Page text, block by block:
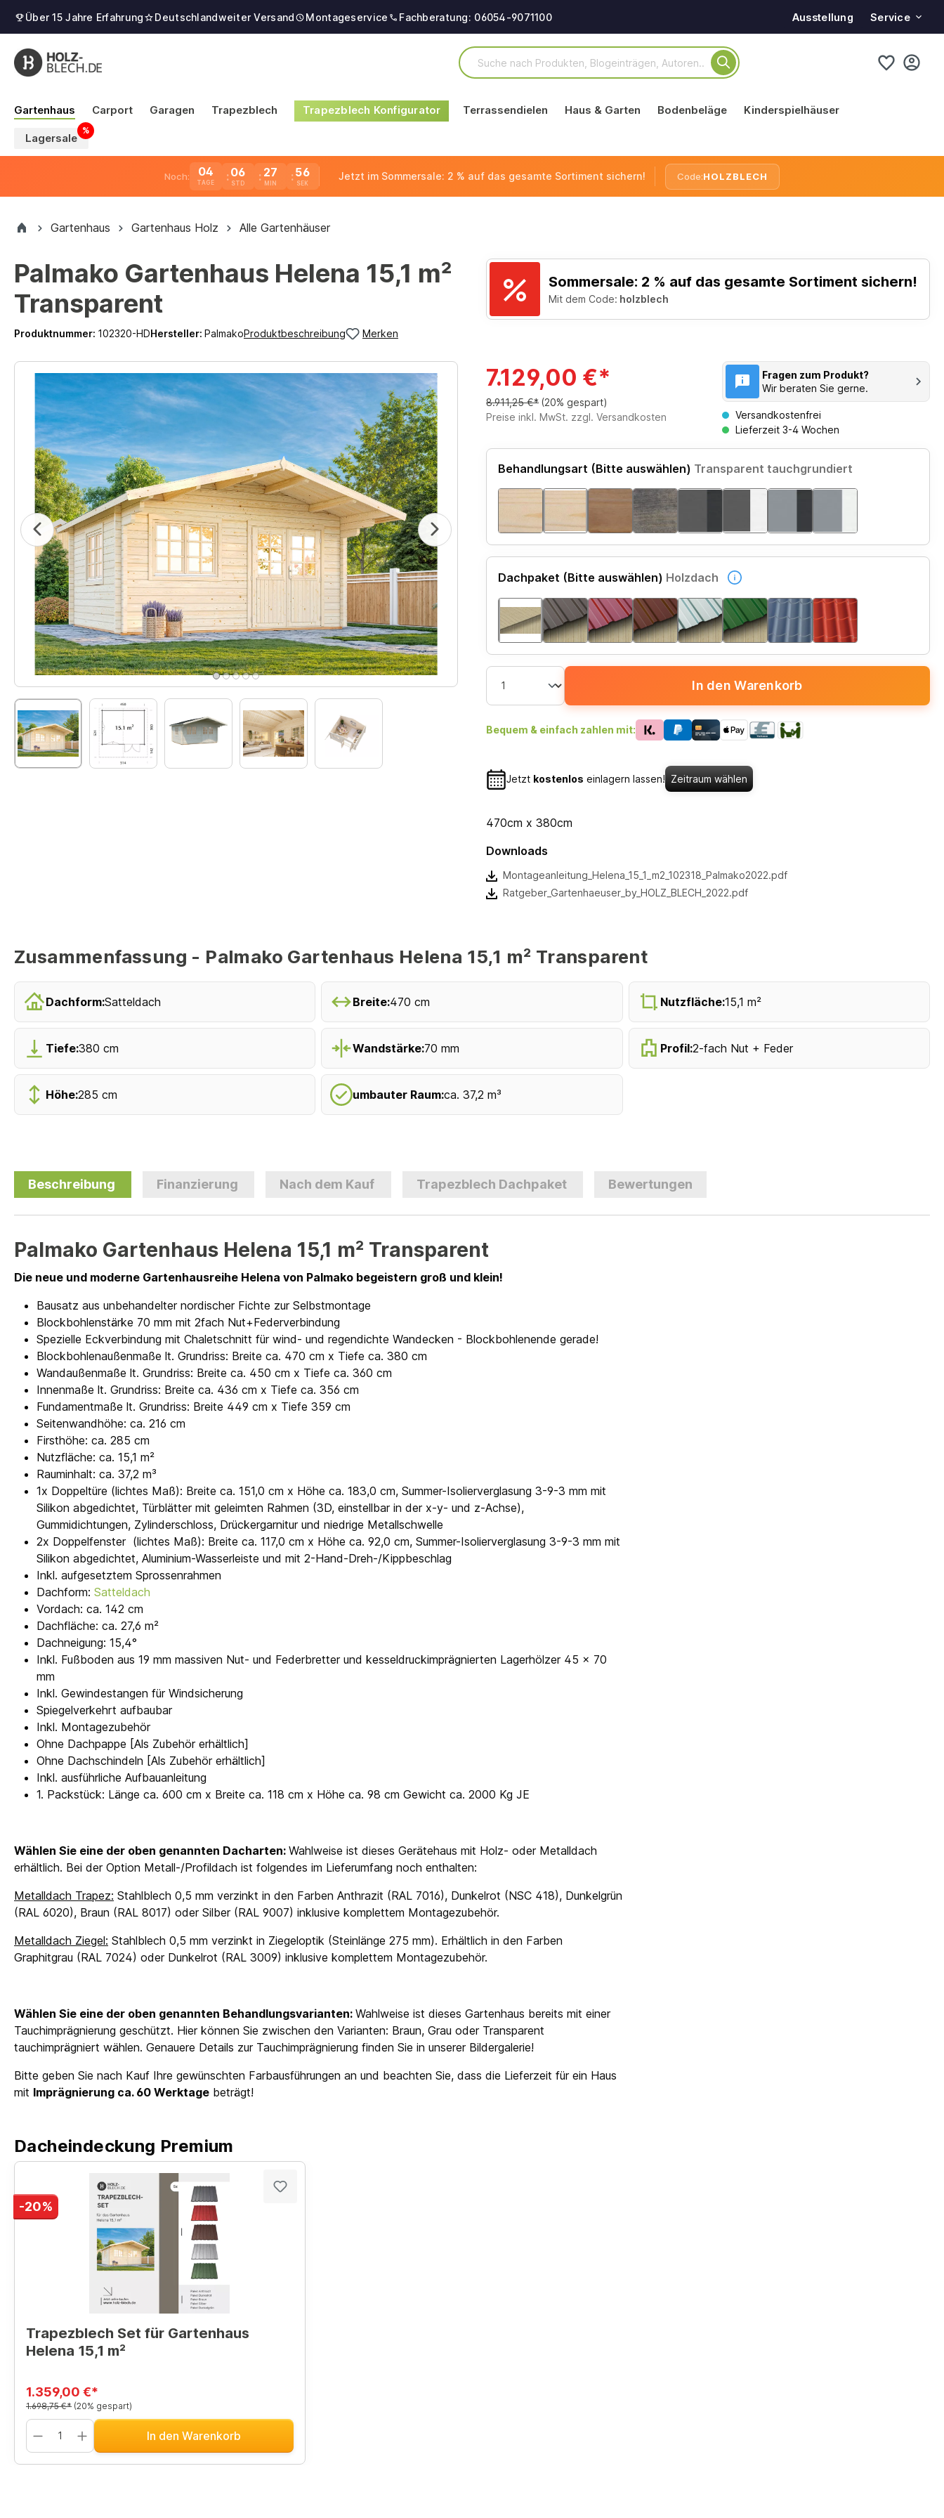
Über 15 Jahre Erfahrung Deutschlandweiter Versand Montageservice Fachberatung: 06054-9071100 Ausstellung Service
Gartenhaus Carport Garagen Trapezblech Trapezblech Konfigurator Terrassendielen Haus & Garten Bodenbeläge Kinderspielhäuser
Lagersale
Noch: 04
TAGE
06 27 55 Jetzt im Sommersale: 2 % auf das gesamte Sortiment sichern! Code:HOLZBLECH
Gartenhaus Gartenhaus Holz Alle Gartenhäuser
Palmako Gartenhaus Helena 15,1 m²
Transparent
Produktnummer: 102320-HDHersteller: PalmakoProduktbeschreibung Merken
Sommersale: 2 % auf das gesamte Sortiment sichern!
Mit dem Code: holzblech
7.129,00 €*
8.911,25 €* (20% gespart)
Preise inkl. MwSt. zzgl. Versandkosten
Fragen zum Produkt?
Wir beraten Sie gerne.
Versandkostenfrei
Lieferzeit 3-4 Wochen
Behandlungsart (Bitte auswählen) Transparent tauchgrundiert
Dachpaket (Bitte auswählen) Holzdach
In den Warenkorb
Bequem & einfach zahlen mit:
Jetzt kostenlos einlagern lassen! Zeitraum wählen
470cm x 380cm
Downloads
Montageanleitung_Helena_15_1_m2_102318_Palmako2022.pdf
Ratgeber_Gartenhaeuser_by_HOLZ_BLECH_2022.pdf
Zusammenfassung - Palmako Gartenhaus Helena 15,1 m² Transparent
Dachform:Satteldach Breite:470 cm Nutzfläche:15,1 m²
Tiefe:380 cm Wandstärke:70 mm Profil:2-fach Nut + Feder
Höhe:285 cm umbauter Raum:ca. 37,2 m³
Beschreibung Finanzierung Nach dem Kauf Trapezblech Dachpaket Bewertungen
Palmako Gartenhaus Helena 15,1 m² Transparent
Die neue und moderne Gartenhausreihe Helena von Palmako begeistern groß und klein!
Bausatz aus unbehandelter nordischer Fichte zur Selbstmontage
Blockbohlenstärke 70 mm mit 2fach Nut+Federverbindung
Spezielle Eckverbindung mit Chaletschnitt für wind- und regendichte Wandecken - Blockbohlenende gerade!
Blockbohlenaußenmaße lt. Grundriss: Breite ca. 470 cm x Tiefe ca. 380 cm
Wandaußenmaße lt. Grundriss: Breite ca. 450 cm x Tiefe ca. 360 cm
Innenmaße lt. Grundriss: Breite ca. 436 cm x Tiefe ca. 356 cm
Fundamentmaße lt. Grundriss: Breite 449 cm x Tiefe 359 cm
Seitenwandhöhe: ca. 216 cm
Firsthöhe: ca. 285 cm
Nutzfläche: ca. 15,1 m²
Rauminhalt: ca. 37,2 m³
1x Doppeltüre (lichtes Maß): Breite ca. 151,0 cm x Höhe ca. 183,0 cm, Summer-Isolierverglasung 3-9-3 mm mit
Silikon abgedichtet, Türblätter mit geleimten Rahmen (3D, einstellbar in der x-y- und z-Achse),
Gummidichtungen, Zylinderschloss, Drückergarnitur und niedrige Metallschwelle
2x Doppelfenster (lichtes Maß): Breite ca. 117,0 cm x Höhe ca. 92,0 cm, Summer-Isolierverglasung 3-9-3 mm mit
Silikon abgedichtet, Aluminium-Wasserleiste und mit 2-Hand-Dreh-/Kippbeschlag
Inkl. aufgesetztem Sprossenrahmen
Dachform: Satteldach
Vordach: ca. 142 cm
Dachfläche: ca. 27,6 m²
Dachneigung: 15,4°
Inkl. Fußboden aus 19 mm massiven Nut- und Federbretter und kesseldruckimprägnierten Lagerhölzer 45 x 70
mm
Inkl. Gewindestangen für Windsicherung
Spiegelverkehrt aufbaubar
Inkl. Montagezubehör
Ohne Dachpappe [Als Zubehör erhältlich]
Ohne Dachschindeln [Als Zubehör erhältlich]
Inkl. ausführliche Aufbauanleitung
1. Packstück: Länge ca. 600 cm x Breite ca. 118 cm x Höhe ca. 98 cm Gewicht ca. 2000 Kg JE
Wählen Sie eine der oben genannten Dacharten: Wahlweise ist dieses Gerätehaus mit Holz- oder Metalldach
erhältlich. Bei der Option Metall-/Profildach ist folgendes im Lieferumfang noch enthalten:
Metalldach Trapez: Stahlblech 0,5 mm verzinkt in den Farben Anthrazit (RAL 7016), Dunkelrot (NSC 418), Dunkelgrün
(RAL 6020), Braun (RAL 8017) oder Silber (RAL 9007) inklusive komplettem Montagezubehör.
Metalldach Ziegel: Stahlblech 0,5 mm verzinkt in Ziegeloptik (Steinlänge 275 mm). Erhältlich in den Farben
Graphitgrau (RAL 7024) oder Dunkelrot (RAL 3009) inklusive komplettem Montagezubehör.
Wählen Sie eine der oben genannten Behandlungsvarianten: Wahlweise ist dieses Gartenhaus bereits mit einer
Tauchimprägnierung geschützt. Hier können Sie zwischen den Varianten: Braun, Grau oder Transparent
tauchimprägniert wählen. Genauere Details zur Tauchimprägnierung finden Sie in unserer Bildergalerie!
Bitte geben Sie nach Kauf Ihre gewünschten Farbausführungen an und beachten Sie, dass die Lieferzeit für ein Haus
mit Imprägnierung ca. 60 Werktage beträgt!
Dacheindeckung Premium
-20%
Trapezblech Set für Gartenhaus
Helena 15,1 m²
1.359,00 €*
1.698,75 €* (20% gespart)
In den Warenkorb